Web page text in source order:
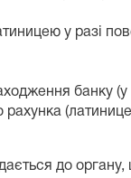
у разі
банку (у
до